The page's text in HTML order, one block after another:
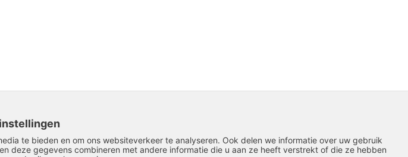
te bieden en om ons websiteverkeer te analyseren. Ook delen we informatie over uw gebruik
deze gegevens combineren met andere informatie die u aan ze heeft verstrekt of die ze hebben